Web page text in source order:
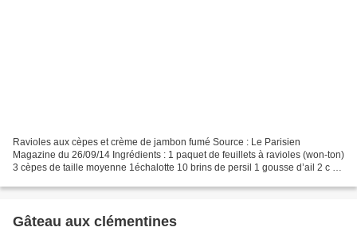
Ravioles aux cèpes et crème de jambon fumé Source : Le Parisien
Magazine du 26/09/14 Ingrédients : 1 paquet de feuillets à ravioles (won-ton)
3 cèpes de taille moyenne 1échalotte 10 brins de persil 1 gousse d’ail 2 c à
Gâteau aux clémentines